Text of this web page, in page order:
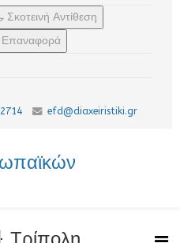
Σκοτεινή Αντίθεση
Επαναφορά
efd@diaxeiristiki.gr